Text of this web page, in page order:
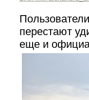
перестают
еще и